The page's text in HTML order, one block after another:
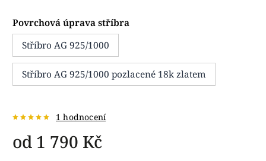
Povrchová úprava stříbra
Stříbro AG 925/1000
Stříbro AG 925/1000 pozlacené 18k zlatem
1 hodnocení
od 1 790 Kč